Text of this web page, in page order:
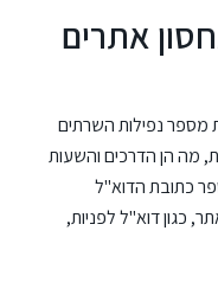
אתרים
מספר נפילות השרתים
מה הן הדרכים והשעות
כתובת הדוא"ל
כגון דוא"ל לפניות,